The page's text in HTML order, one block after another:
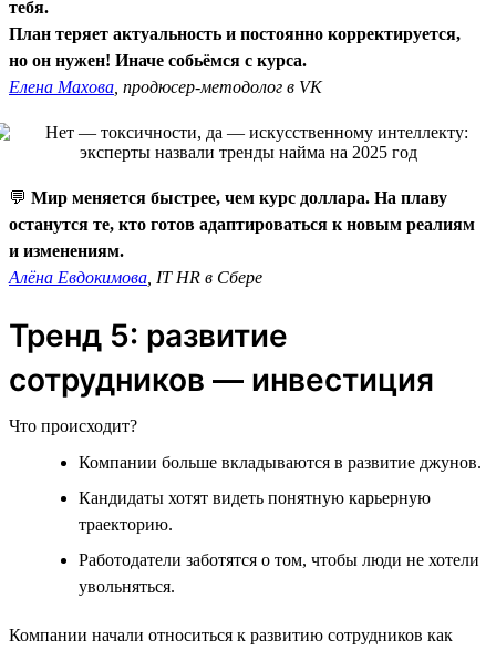
тебя.
План теряет актуальность и постоянно корректируется,
но он нужен! Иначе собьёмся с курса.
Елена Махова , продюсер-методолог в VK
💬 Мир меняется быстрее, чем курс доллара. На плаву
останутся те, кто готов адаптироваться к новым реалиям
и изменениям.
Алёна Евдокимова , IT HR в Сбере
Тренд 5: развитие
сотрудников — инвестиция
Что происходит?
Компании больше вкладываются в развитие джунов.
Кандидаты хотят видеть понятную карьерную
траекторию.
Работодатели заботятся о том, чтобы люди не хотели
увольняться.
Компании начали относиться к развитию сотрудников как